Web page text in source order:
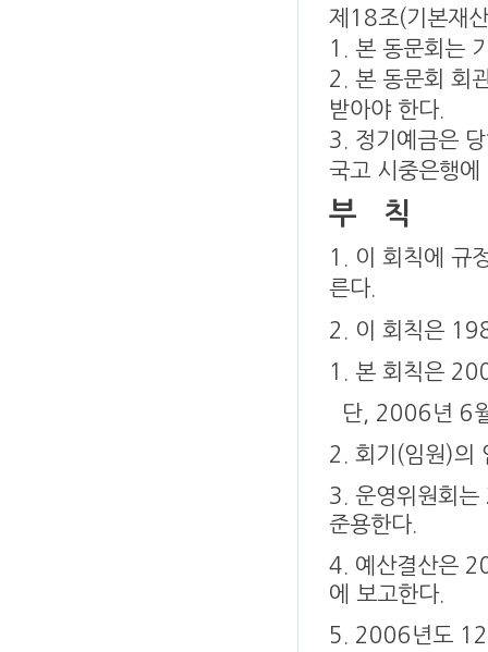
제18조(기본재
1. 본 동문회는
2. 본 동문회 회
받아야 한다.
3. 정기예금은
국고 시중은행에
부 칙
1. 이 회칙에 규
른다.
2. 이 회칙은
1. 본 회칙은
단, 2006년 6
2. 회기(임원)의
3. 운영위원회
준용한다.
4. 예산결산은
에 보고한다.
5. 2006년도 12